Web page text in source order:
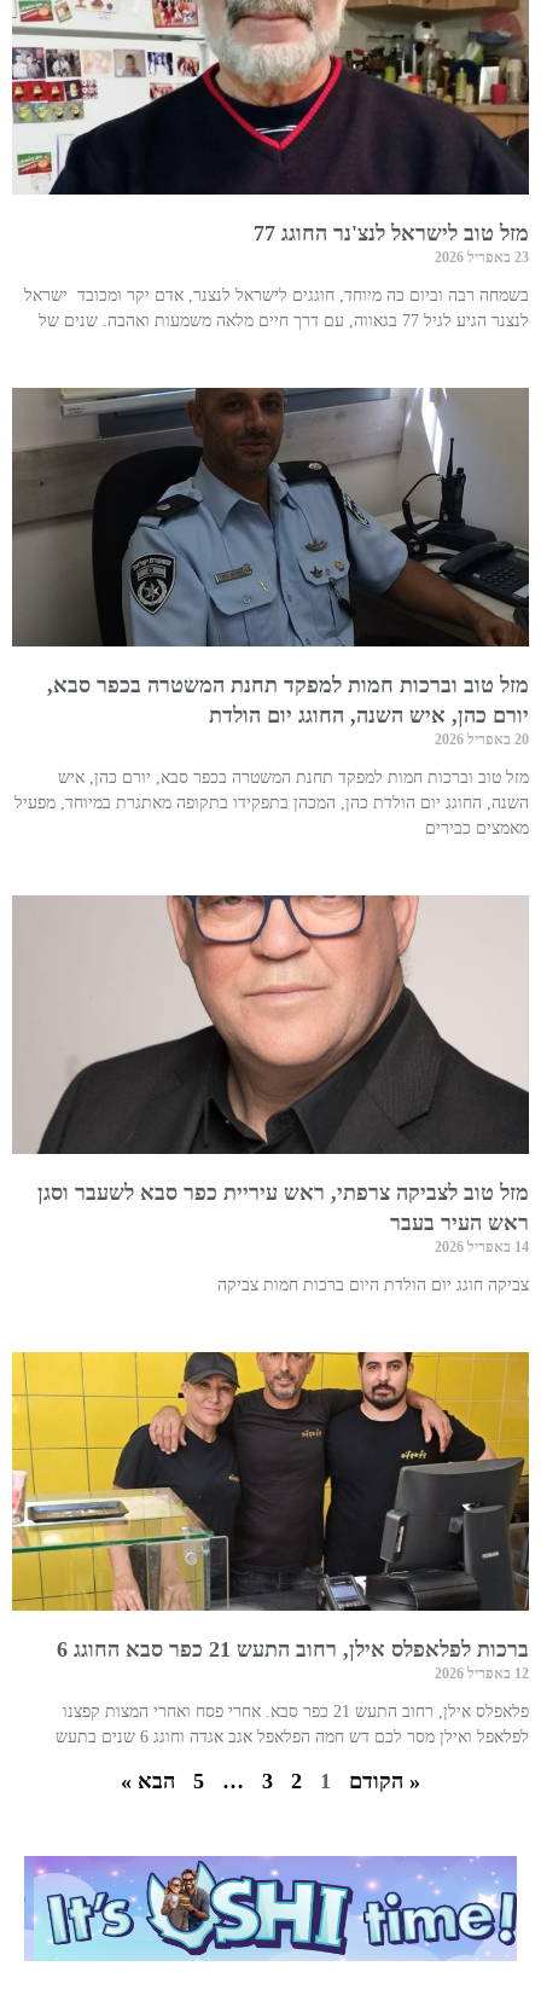
מזל טוב לישראל לנצ'נר החוגג 77
23 באפריל 2026
בשמחה רבה וביום כה מיוחד, חוגגים לישראל לנצנר, אדם יקר ומכובד ישראל
לנצנר הגיע לגיל 77 בגאווה, עם דרך חיים מלאה משמעות ואהבה. שנים של
מזל טוב וברכות חמות למפקד תחנת המשטרה בכפר סבא,
יורם כהן, איש השנה, החוגג יום הולדת
20 באפריל 2026
מזל טוב וברכות חמות למפקד תחנת המשטרה בכפר סבא, יורם כהן, איש
השנה, החוגג יום הולדת כהן, המכהן בתפקידו בתקופה מאתגרת במיוחד, מפעיל
מאמצים כבירים
מזל טוב לצביקה צרפתי, ראש עיריית כפר סבא לשעבר וסגן
ראש העיר בעבר
14 באפריל 2026
צביקה חוגג יום הולדת היום ברכות חמות צביקה
ברכות לפלאפלס אילן, רחוב התעש 21 כפר סבא החוגג 6
12 באפריל 2026
פלאפלס אילן, רחוב התעש 21 כפר סבא. אחרי פסח ואחרי המצות קפצנו
לפלאפל ואילן מסר לכם דש חמה הפלאפל אגב אגדה וחוגג 6 שנים בתעש
« הקודם 1
2
3
…
5 הבא »